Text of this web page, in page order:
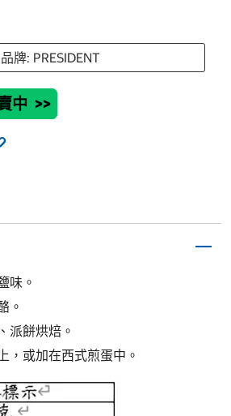
品牌: PRESIDENT
中 >>
味。
。
派餅烘焙。
，或加在西式煎蛋中。